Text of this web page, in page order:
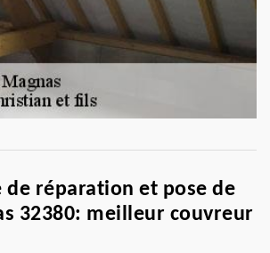
de réparation et pose de
32380: meilleur couvreur